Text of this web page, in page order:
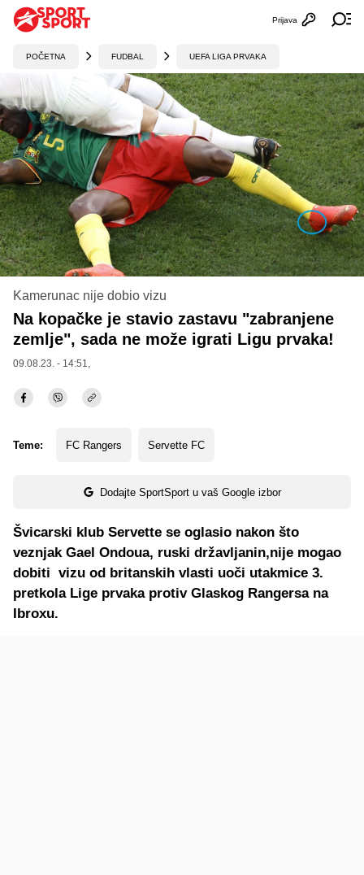
Otvori
Prijava
POČETNA FUDBAL UEFA LIGA PRVAKA
Kamerunac nije dobio vizu
Na kopačke je stavio zastavu "zabranjene
zemlje", sada ne može igrati Ligu prvaka!
09.08.23. - 14:51,
Teme: FC Rangers Servette FC
Dodajte SportSport u vaš Google izbor
Švicarski klub Servette se oglasio nakon što
veznjak Gael Ondoua, ruski državljanin,nije mogao
dobiti vizu od britanskih vlasti uoči utakmice 3.
pretkola Lige prvaka protiv Glaskog Rangersa na
Ibroxu.